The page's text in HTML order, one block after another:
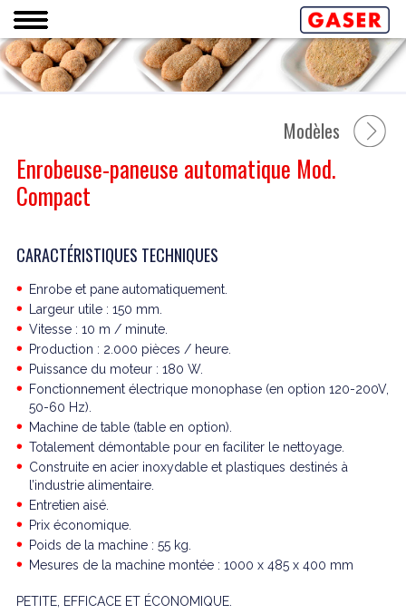
Enrobeuse-paneuse automatique Mod.
Compact
Modèles
CARACTÉRISTIQUES TECHNIQUES
Enrobe et pane automatiquement.
Largeur utile : 150 mm.
Vitesse : 10 m / minute.
Production : 2.000 pièces / heure.
Puissance du moteur : 180 W.
Fonctionnement électrique monophase (en option 120-200V,
50-60 Hz).
Machine de table (table en option).
Totalement démontable pour en faciliter le nettoyage.
Construite en acier inoxydable et plastiques destinés à
l’industrie alimentaire.
Entretien aisé.
Prix économique.
Poids de la machine : 55 kg.
Mesures de la machine montée : 1000 x 485 x 400 mm
PETITE, EFFICACE ET ÉCONOMIQUE.